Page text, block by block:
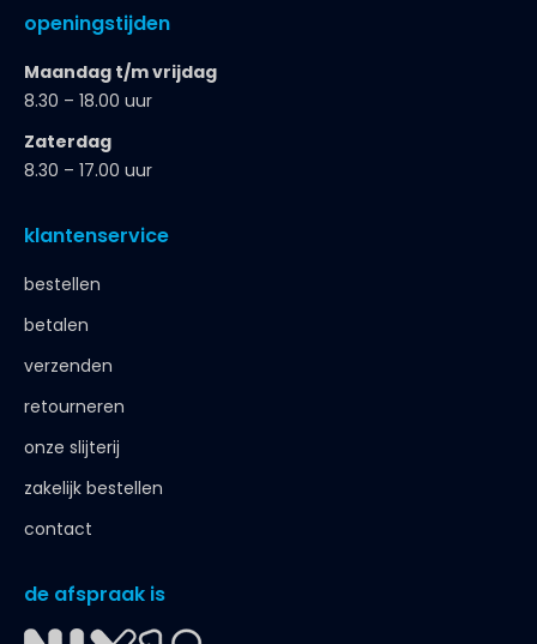
openingstijden
Maandag t/m vrijdag
8.30 – 18.00 uur
Zaterdag
8.30 – 17.00 uur
klantenservice
bestellen
betalen
verzenden
retourneren
onze slijterij
zakelijk bestellen
contact
de afspraak is